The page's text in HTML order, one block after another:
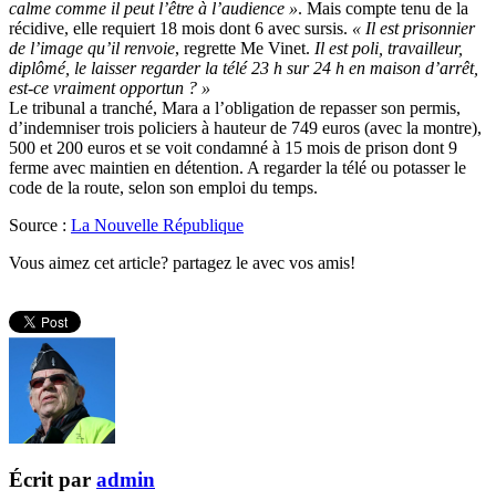
calme comme il peut l’être à l’audience ». Mais compte tenu de la
récidive, elle requiert 18 mois dont 6 avec sursis. « Il est prisonnier
de l’image qu’il renvoie, regrette Me Vinet. Il est poli, travailleur,
diplômé, le laisser regarder la télé 23 h sur 24 h en maison d’arrêt,
est-ce vraiment opportun ? »
Le tribunal a tranché, Mara a l’obligation de repasser son permis,
d’indemniser trois policiers à hauteur de 749 euros (avec la montre),
500 et 200 euros et se voit condamné à 15 mois de prison dont 9
ferme avec maintien en détention. A regarder la télé ou potasser le
code de la route, selon son emploi du temps.
Source : La Nouvelle République
Vous aimez cet article? partagez le avec vos amis!
Écrit par admin